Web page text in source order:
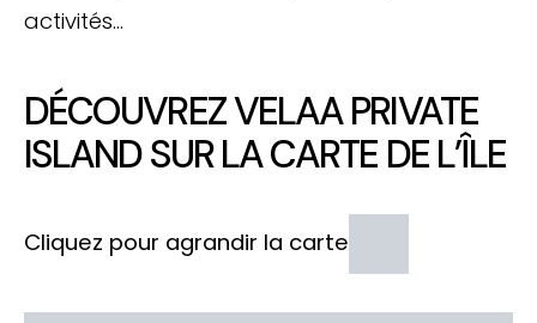
activités…
DÉCOUVREZ VELAA PRIVATE
ISLAND SUR LA CARTE DE L’ÎLE
Cliquez pour agrandir la carte